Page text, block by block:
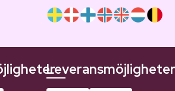
Leveransmöjligheter